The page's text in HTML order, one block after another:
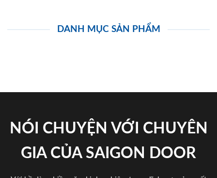
DANH MỤC SẢN PHẨM
NÓI CHUYỆN VỚI CHUYÊN
GIA CỦA SAIGON DOOR